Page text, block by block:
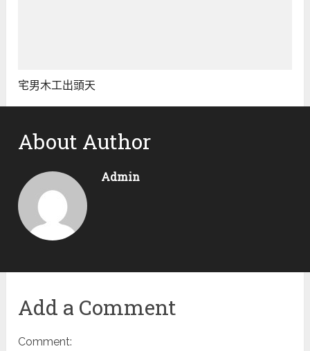
宅男木工出頭天
About Author
Admin
Add a Comment
Comment: